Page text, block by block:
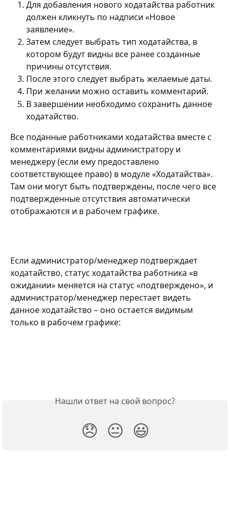
Для добавления нового ходатайства работник
должен кликнуть по надписи «Новое
заявление».
Затем следует выбрать тип ходатайства, в
котором будут видны все ранее созданные
причины отсутствия.
После этого следует выбрать желаемые даты.
При желании можно оставить комментарий.
В завершении необходимо сохранить данное
ходатайство.
Все поданные работниками ходатайства вместе с
комментариями видны администратору и
менеджеру (если ему предоставлено
соответствующее право) в модуле «Ходатайства».
Там они могут быть подтверждены, после чего все
подтвержденные отсутствия автоматически
отображаются и в рабочем графике.
Если администратор/менеджер подтверждает
ходатайство, статус ходатайства работника «в
ожидании» меняется на статус «подтверждено», и
администратор/менеджер перестает видеть
данное ходатайство – оно остается видимым
только в рабочем графике:
Нашли ответ на свой вопрос?
😞 😐 😃